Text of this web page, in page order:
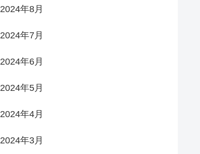
2024年8月
2024年7月
2024年6月
2024年5月
2024年4月
2024年3月